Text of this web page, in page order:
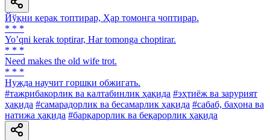
Йўқни керак топтирар, Ҳар томонга чоптирар.
* * *
Yoʼqni kerak toptirar, Har tomonga choptirar.
* * *
Need makes the old wife trot.
* * *
Нужда научит горшки обжигать.
#тажрибакорлик ва калтабинлик ҳақида #эҳтиёж ва зарурият
ҳақида #самарадорлик ва бесамарлик ҳақида #сабаб, баҳона ва
натижа ҳақида #барқарорлик ва беқарорлик ҳақида